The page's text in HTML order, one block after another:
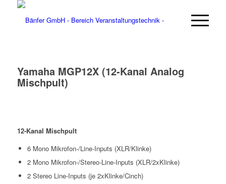
Yamaha MGP12X (12-Kanal Analog
Mischpult)
12-Kanal Mischpult
6 Mono Mikrofon-/Line-Inputs (XLR/Klinke)
2 Mono Mikrofon-/Stereo-Line-Inputs (XLR/2xKlinke)
2 Stereo Line-Inputs (je 2xKlinke/Cinch)